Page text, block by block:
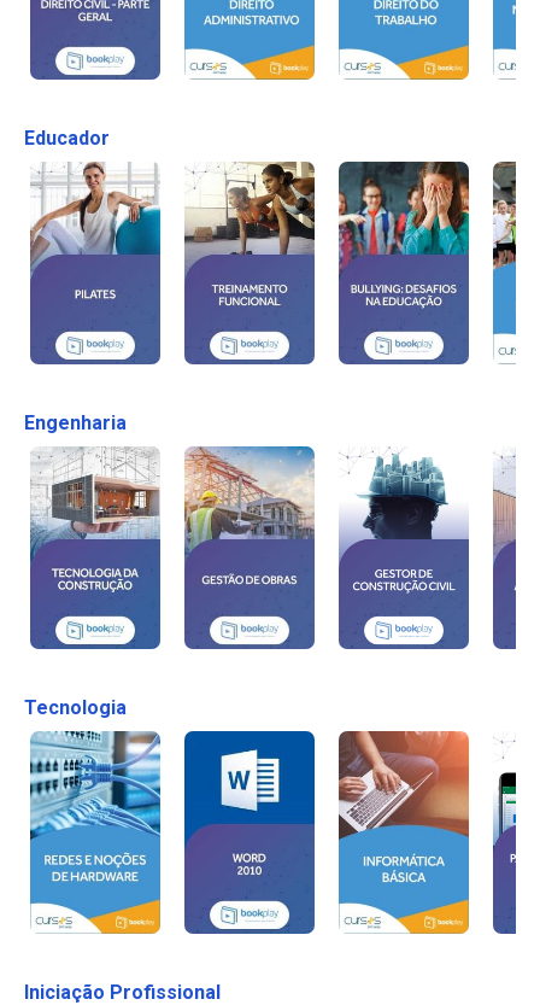
Educador
Engenharia
Tecnologia
Iniciação Profissional